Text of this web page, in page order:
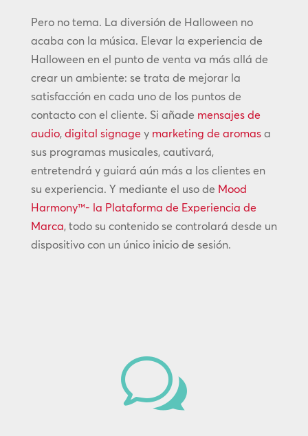
Pero no tema. La diversión de Halloween no
acaba con la música. Elevar la experiencia de
Halloween en el punto de venta va más allá de
crear un ambiente: se trata de mejorar la
satisfacción en cada uno de los puntos de
contacto con el cliente. Si añade mensajes de
audio, digital signage y marketing de aromasa
sus programas musicales, cautivará,
entretendrá y guiará aún más a los clientes en
su experiencia. Y mediante el uso de Mood
Harmony™- la Plataforma de Experiencia de
Marca, todo su contenido se controlará desde un
dispositivo con un único inicio de sesión.
w